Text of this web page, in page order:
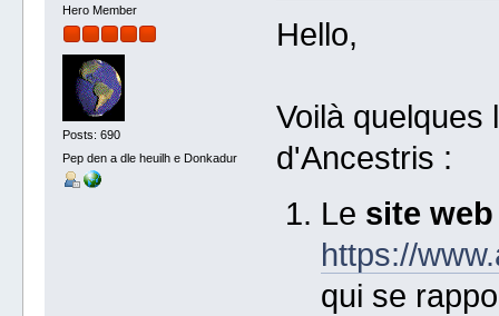
Hero Member
Posts: 690
Pep den a dle heuilh e Donkadur
Hello,
Voilà quelques
d'Ancestris :
Le site web
https://
qui se